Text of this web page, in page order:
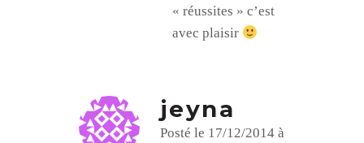
« réussites » c’est
avec plaisir
jeyna
Posté le 17/12/2014 à